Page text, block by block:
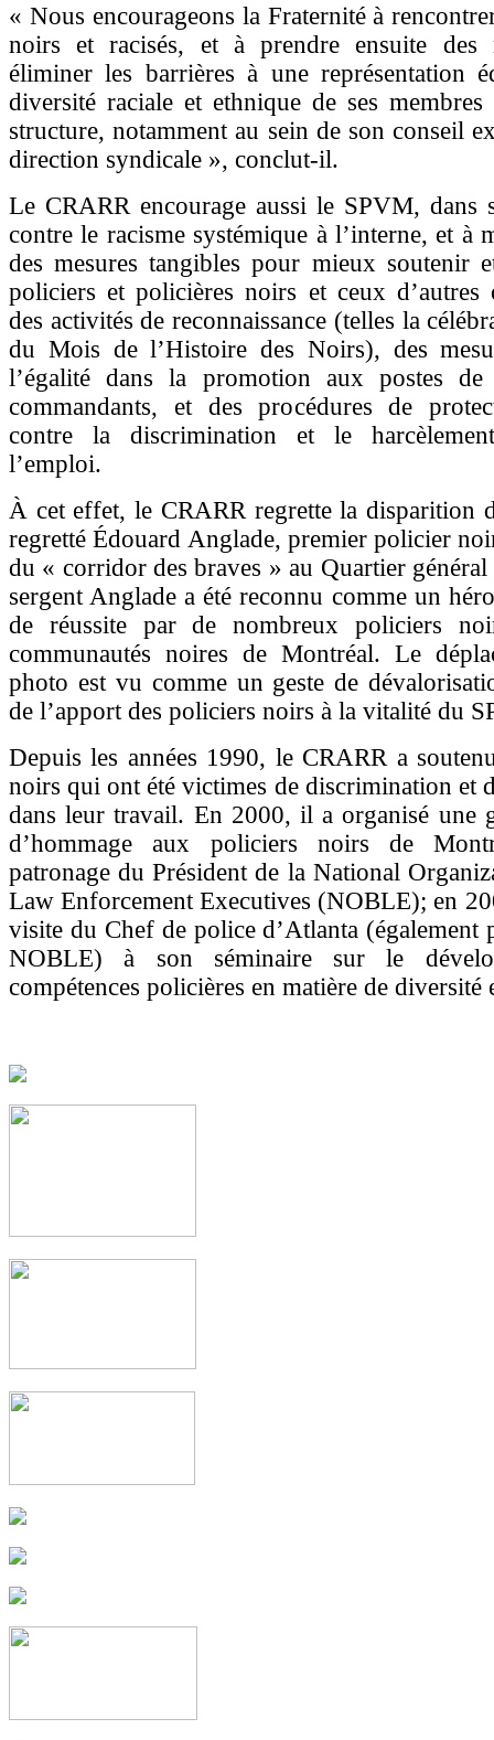
« Nous encourageons la Fraternité à
noirs et racisés, et à prendre ensuite des
éliminer les barrières à une représentation
diversité raciale et ethnique de ses
structure, notamment au sein de son conseil
direction syndicale », conclut-il.
Le CRARR encourage aussi le SPVM, dans
contre le racisme systémique à l’interne, et à
des mesures tangibles pour mieux soutenir
policiers et policières noirs et ceux d’autres
des activités de reconnaissance (telles la
du Mois de l’Histoire des Noirs), des
l’égalité dans la promotion aux postes
commandants, et des procédures de
contre la discrimination et le
l’emploi.
À cet effet, le CRARR regrette la disparition
regretté Édouard Anglade, premier policier
du « corridor des braves » au Quartier
sergent Anglade a été reconnu comme un
de réussite par de nombreux policiers
communautés noires de Montréal. Le
photo est vu comme un geste de
de l’apport des policiers noirs à la vitalité du
Depuis les années 1990, le CRARR a
noirs qui ont été victimes de discrimination et
dans leur travail. En 2000, il a organisé une
d’hommage aux policiers noirs de
patronage du Président de la National
Law Enforcement Executives (NOBLE); en
visite du Chef de police d’Atlanta (également
NOBLE) à son séminaire sur le
compétences policières en matière de diversité